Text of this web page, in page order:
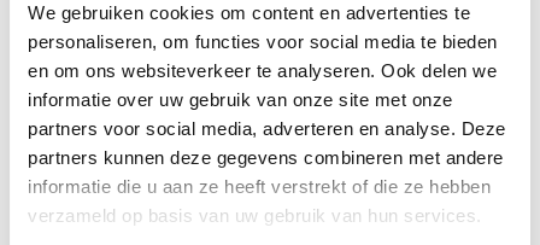
We gebruiken cookies om content en advertenties te
personaliseren, om functies voor social media te bieden
en om ons websiteverkeer te analyseren. Ook delen we
informatie over uw gebruik van onze site met onze
partners voor social media, adverteren en analyse. Deze
partners kunnen deze gegevens combineren met andere
informatie die u aan ze heeft verstrekt of die ze hebben
verzameld op basis van uw gebruik van hun services.
Pays-Bas | Indemnité kilométrique plus élevée avec effet rétroactif
jusqu’au 1er janvier 2026